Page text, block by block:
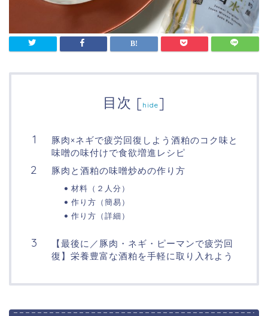
目次 [hide]
豚肉×ネギで疲労回復しよう酒粕のコク味と
味噌の味付けで食欲増進レシピ
豚肉と酒粕の味噌炒めの作り方
材料（２人分）
作り方（簡易）
作り方（詳細）
【最後に／豚肉・ネギ・ピーマンで疲労回
復】栄養豊富な酒粕を手軽に取り入れよう